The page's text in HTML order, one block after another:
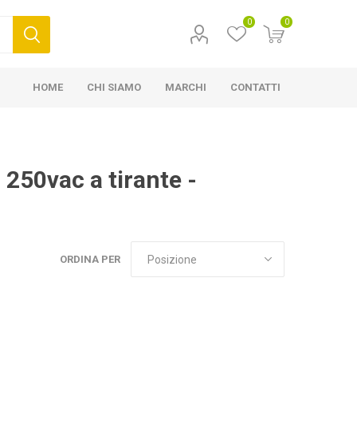
0 0
HOME CHI SIAMO MARCHI CONTATTI
a tirante -
ORDINA PER